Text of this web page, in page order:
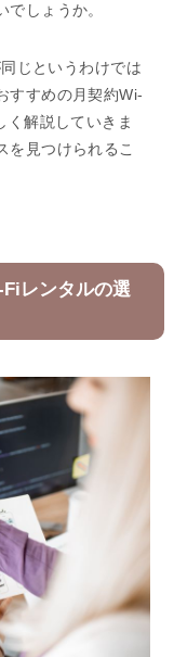
しょうか。
じというわけでは
すすめの月契約Wi-
く解説していきま
を見つけられるこ
レンタルの選